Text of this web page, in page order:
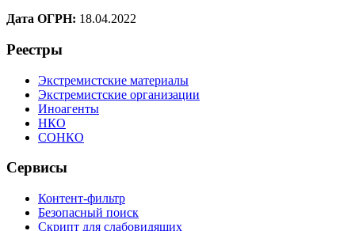
Дата ОГРН: 18.04.2022
Реестры
Экстремистские материалы
Экстремистские организации
Иноагенты
НКО
СОНКО
Сервисы
Контент-фильтр
Безопасный поиск
Скрипт для слабовидящих